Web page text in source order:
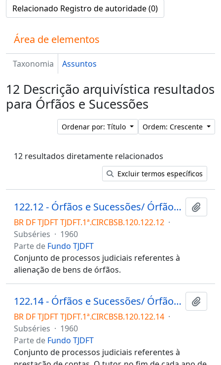
Relacionado Registro de autoridade (0)
Área de elementos
Taxonomia Assuntos
12 Descrição arquivística resultados
para Órfãos e Sucessões
Ordenar por: Título Ordem: Crescente
12 resultados diretamente relacionados
Excluir termos específicos
122.12 - Órfãos e Sucessões/ Órfãos/ Alienação de bens de órfãos
BR DF TJDFT TJDFT.1ª.CIRCBSB.120.122.12 ·
Subséries · 1960
Parte de Fundo TJDFT
Conjunto de processos judiciais referentes à
alienação de bens de órfãos.
122.14 - Órfãos e Sucessões/ Órfãos/ Prestação de contas
BR DF TJDFT TJDFT.1ª.CIRCBSB.120.122.14 ·
Subséries · 1960
Parte de Fundo TJDFT
Conjunto de processos judiciais referentes à